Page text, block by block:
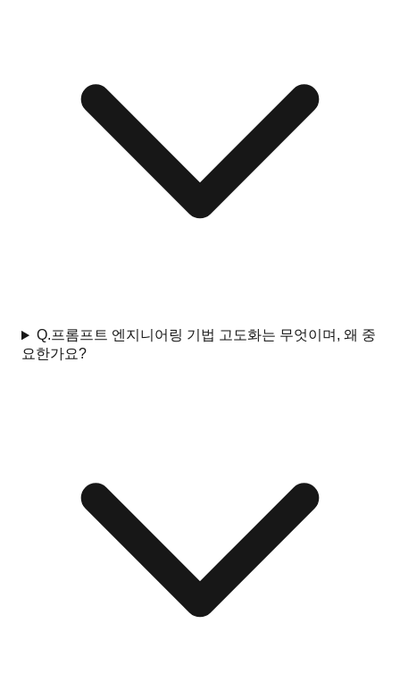
Q.프롬프트 엔지니어링 기법 고도화는 무엇이며, 왜 중
요한가요?